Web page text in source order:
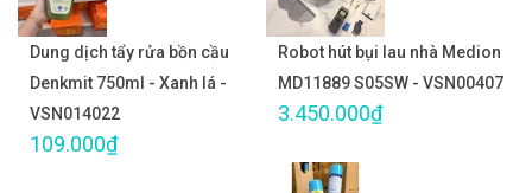
Dung dịch tẩy rửa bồn cầu
Denkmit 750ml - Xanh lá -
VSN014022
109.000₫
Robot hút bụi lau nhà Medion
MD11889 S05SW - VSN00407
3.450.000₫